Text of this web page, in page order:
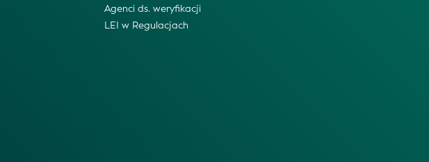
Agenci ds. weryfikacji
LEI w Regulacjach